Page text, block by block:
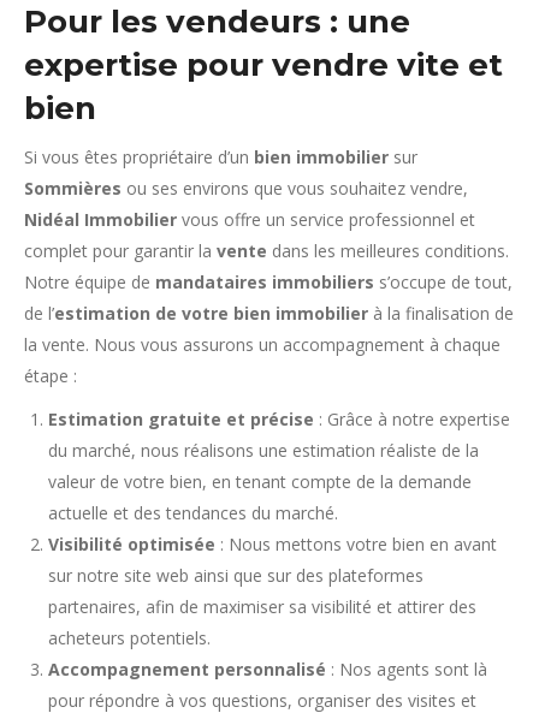
Pour les vendeurs : une
expertise pour vendre vite et
bien
Si vous êtes propriétaire d’un bien immobilier sur
Sommières ou ses environs que vous souhaitez vendre,
Nidéal Immobilier vous offre un service professionnel et
complet pour garantir la vente dans les meilleures conditions.
Notre équipe de mandataires immobiliers s’occupe de tout,
de l’estimation de votre bien immobilier à la finalisation de
la vente. Nous vous assurons un accompagnement à chaque
étape :
Estimation gratuite et précise : Grâce à notre expertise
du marché, nous réalisons une estimation réaliste de la
valeur de votre bien, en tenant compte de la demande
actuelle et des tendances du marché.
Visibilité optimisée : Nous mettons votre bien en avant
sur notre site web ainsi que sur des plateformes
partenaires, afin de maximiser sa visibilité et attirer des
acheteurs potentiels.
Accompagnement personnalisé : Nos agents sont là
pour répondre à vos questions, organiser des visites et